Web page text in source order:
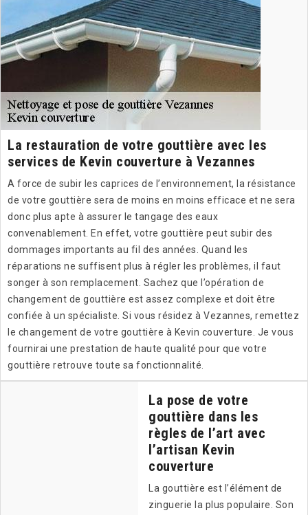
La restauration de votre gouttière avec les
services de Kevin couverture à Vezannes
A force de subir les caprices de l’environnement, la résistance
de votre gouttière sera de moins en moins efficace et ne sera
donc plus apte à assurer le tangage des eaux
convenablement. En effet, votre gouttière peut subir des
dommages importants au fil des années. Quand les
réparations ne suffisent plus à régler les problèmes, il faut
songer à son remplacement. Sachez que l’opération de
changement de gouttière est assez complexe et doit être
confiée à un spécialiste. Si vous résidez à Vezannes, remettez
le changement de votre gouttière à Kevin couverture. Je vous
fournirai une prestation de haute qualité pour que votre
gouttière retrouve toute sa fonctionnalité.
La pose de votre
gouttière dans les
règles de l’art avec
l’artisan Kevin
couverture
La gouttière est l’élément de
zinguerie la plus populaire. Son